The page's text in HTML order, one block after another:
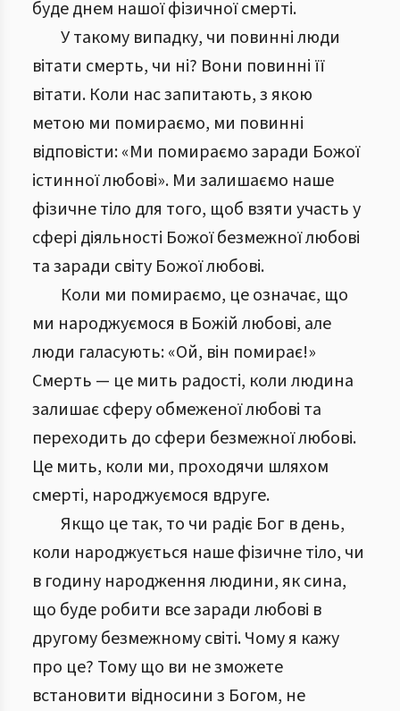
буде днем нашої фізичної смерті.
У такому випадку, чи повинні люди
вітати смерть, чи ні? Вони повинні її
вітати. Коли нас запитають, з якою
метою ми помираємо, ми повинні
відповісти: «Ми помираємо заради Божої
істинної любові». Ми залишаємо наше
фізичне тіло для того, щоб взяти участь у
сфері діяльності Божої безмежної любові
та заради світу Божої любові.
Коли ми помираємо, це означає, що
ми народжуємося в Божій любові, але
люди галасують: «Ой, він помирає!»
Смерть — це мить радості, коли людина
залишає сферу обмеженої любові та
переходить до сфери безмежної любові.
Це мить, коли ми, проходячи шляхом
смерті, народжуємося вдруге.
Якщо це так, то чи радіє Бог в день,
коли народжується наше фізичне тіло, чи
в годину народження людини, як сина,
що буде робити все заради любові в
другому безмежному світі. Чому я кажу
про це? Тому що ви не зможете
встановити відносини з Богом, не